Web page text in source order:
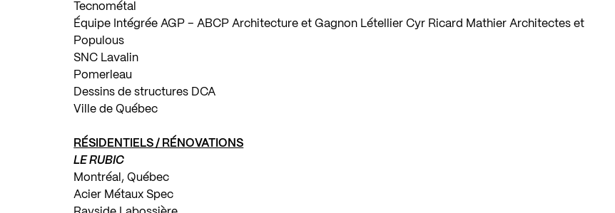
Tecnométal
Équipe Intégrée AGP – ABCP Architecture et Gagnon Létellier Cyr Ricard Mathier Architectes et
Populous
SNC Lavalin
Pomerleau
Dessins de structures DCA
Ville de Québec
RÉSIDENTIELS / RÉNOVATIONS
LE RUBIC
Montréal, Québec
Acier Métaux Spec